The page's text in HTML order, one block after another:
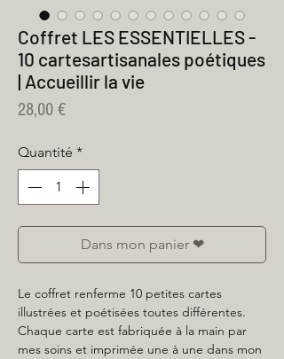
Coffret LES ESSENTIELLES -
10 cartesartisanales poétiques
| Accueillir la vie
28,00 €Prix
Quantité *
Dans mon panier ❤
Le coffret renferme 10 petites cartes
illustrées et poétisées toutes différentes.
Chaque carte est fabriquée à la main par
mes soins et imprimée une à une dans mon